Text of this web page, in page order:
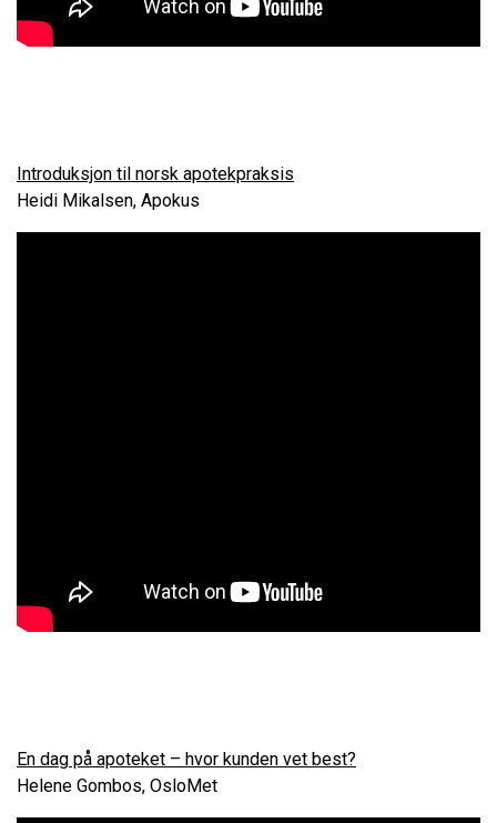
Introduksjon til norsk apotekpraksis
Heidi Mikalsen, Apokus
En dag på apoteket – hvor kunden vet best?
Helene Gombos, OsloMet